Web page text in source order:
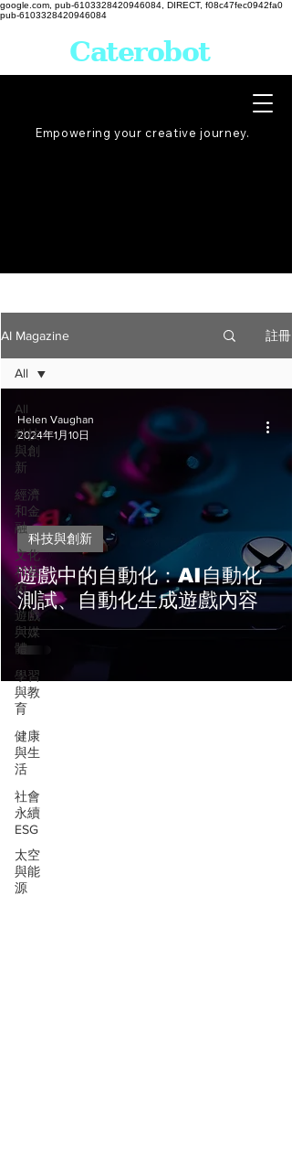
google.com, pub-6103328420946084, DIRECT, f08c47fec0942fa0
pub-6103328420946084
Empowering your creative journey.
Caterobot
AI Magazine 註冊
All
科技
與創
新
經濟
和金
融
文化
和藝
術
遊戲
與媒
體
學習
與教
育
健康
與生
活
社會
永續
ESG
太空
與能
源
All
遊戲中的自動化：AI自動化
測試、自動化生成遊戲內容
科技與創新
Helen Vaughan
2024年1月10日